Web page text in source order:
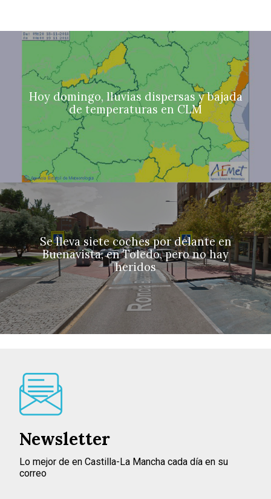
Hoy domingo, lluvias dispersas y bajada
de temperaturas en CLM
Se lleva siete coches por delante en
Buenavista, en Toledo, pero no hay
heridos
Newsletter
Lo mejor de en Castilla-La Mancha cada día en su
correo